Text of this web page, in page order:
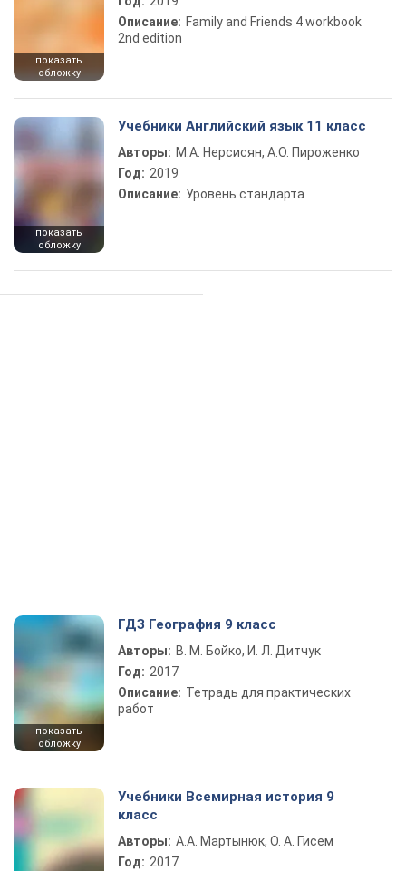
показать
обложку
Описание: Family and Friends 4 workbook
2nd edition
показать
обложку
Учебники Английский язык 11 класс
Авторы: М.А. Нерсисян, А.О. Пироженко
Год: 2019
Описание: Уровень стандарта
показать
обложку
ГДЗ География 9 класс
Авторы: В. М. Бойко, И. Л. Дитчук
Год: 2017
Описание: Тетрадь для практических
работ
Учебники Всемирная история 9
класс
Авторы: А.А. Мартынюк, О. А. Гисем
Год: 2017